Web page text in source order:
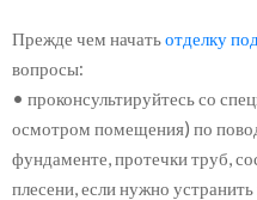
Прежде чем начатьотделку
вопросы:
• проконсультируйтесь со
осмотром помещения) по
фундаменте, протечки труб,
плесени, если нужно